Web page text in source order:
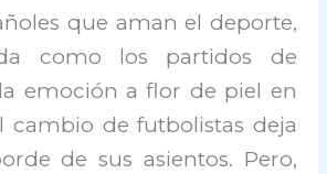
que aman el deporte,
como los partidos de
emoción a flor de piel en
cambio de futbolistas deja
de sus asientos. Pero,